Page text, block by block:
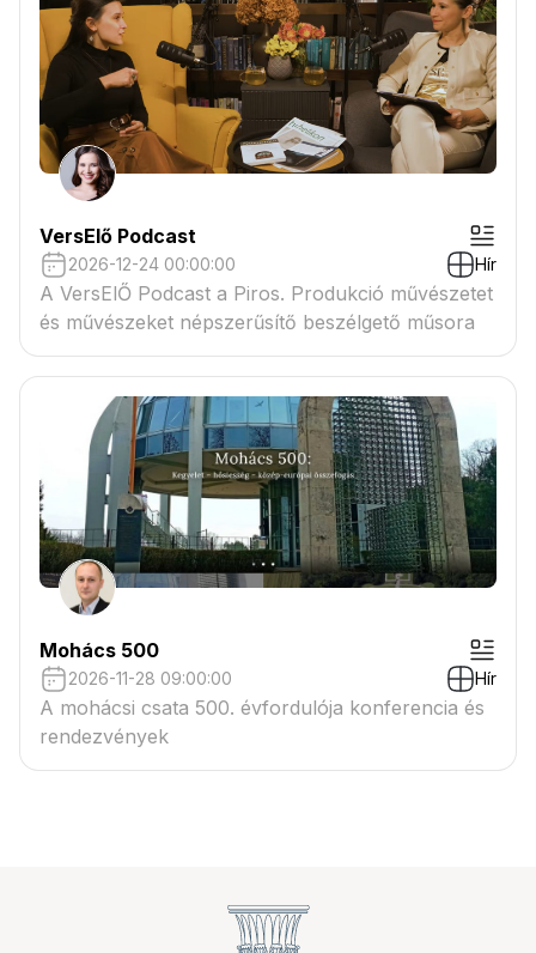
VersElő Podcast
2026-12-24 00:00:00 Hír
A VersElŐ Podcast a Piros. Produkció művészetet
és művészeket népszerűsítő beszélgető műsora
Mohács 500
2026-11-28 09:00:00 Hír
A mohácsi csata 500. évfordulója konferencia és
rendezvények